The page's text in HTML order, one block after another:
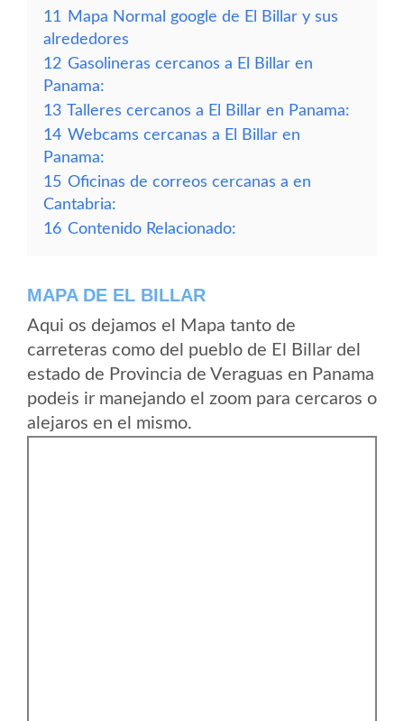
11
Mapa Normal google de El Billar y sus
alrededores
12 Gasolineras cercanos a El Billar en
Panama:
13 Talleres cercanos a El Billar en Panama:
14 Webcams cercanas a El Billar en
Panama:
15 Oficinas de correos cercanas a en
Cantabria:
16 Contenido Relacionado:
MAPA DE EL BILLAR
Aqui os dejamos el Mapa tanto de
carreteras como del pueblo de El Billar del
estado de Provincia de Veraguas en Panama
podeis ir manejando el zoom para cercaros o
alejaros en el mismo.